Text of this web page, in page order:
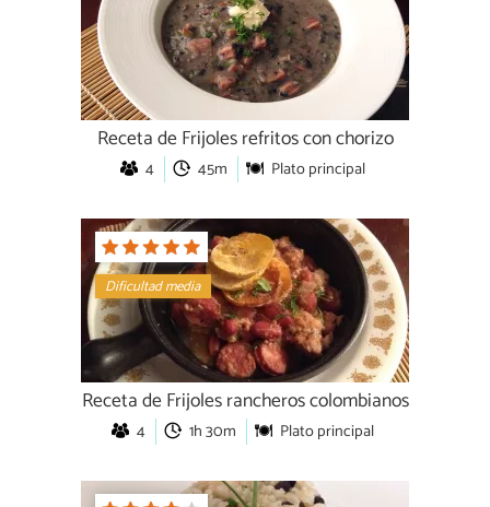
Receta de Frijoles refritos con chorizo
4 45m Plato principal
Dificultad media
Receta de Frijoles rancheros colombianos
4 1h 30m Plato principal